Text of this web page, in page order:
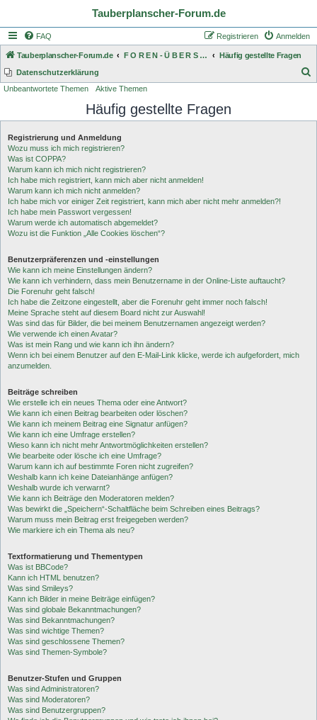
Tauberplanscher-Forum.de
FAQ Anmelden
Registrieren
Tauberplanscher-Forum.de F O R E N - Ü B E R S I C H T
Häufig gestellte Fragen
Datenschutzerklärung
h
Unbeantwortete Themen Aktive Themen
Häufig gestellte Fragen
Registrierung und Anmeldung
Wozu muss ich mich registrieren?
Was ist COPPA?
Warum kann ich mich nicht registrieren?
Ich habe mich registriert, kann mich aber nicht anmelden!
Warum kann ich mich nicht anmelden?
Ich habe mich vor einiger Zeit registriert, kann mich aber nicht mehr anmelden?!
Ich habe mein Passwort vergessen!
Warum werde ich automatisch abgemeldet?
Wozu ist die Funktion „Alle Cookies löschen“?
Benutzerpräferenzen und -einstellungen
Wie kann ich meine Einstellungen ändern?
Wie kann ich verhindern, dass mein Benutzername in der Online-Liste auftaucht?
Die Forenuhr geht falsch!
Ich habe die Zeitzone eingestellt, aber die Forenuhr geht immer noch falsch!
Meine Sprache steht auf diesem Board nicht zur Auswahl!
Was sind das für Bilder, die bei meinem Benutzernamen angezeigt werden?
Wie verwende ich einen Avatar?
Was ist mein Rang und wie kann ich ihn ändern?
Wenn ich bei einem Benutzer auf den E-Mail-Link klicke, werde ich aufgefordert, mich
anzumelden.
Beiträge schreiben
Wie erstelle ich ein neues Thema oder eine Antwort?
Wie kann ich einen Beitrag bearbeiten oder löschen?
Wie kann ich meinem Beitrag eine Signatur anfügen?
Wie kann ich eine Umfrage erstellen?
Wieso kann ich nicht mehr Antwortmöglichkeiten erstellen?
Wie bearbeite oder lösche ich eine Umfrage?
Warum kann ich auf bestimmte Foren nicht zugreifen?
Weshalb kann ich keine Dateianhänge anfügen?
Weshalb wurde ich verwarnt?
Wie kann ich Beiträge den Moderatoren melden?
Was bewirkt die „Speichern“-Schaltfläche beim Schreiben eines Beitrags?
Warum muss mein Beitrag erst freigegeben werden?
Wie markiere ich ein Thema als neu?
Textformatierung und Thementypen
Was ist BBCode?
Kann ich HTML benutzen?
Was sind Smileys?
Kann ich Bilder in meine Beiträge einfügen?
Was sind globale Bekanntmachungen?
Was sind Bekanntmachungen?
Was sind wichtige Themen?
Was sind geschlossene Themen?
Was sind Themen-Symbole?
Benutzer-Stufen und Gruppen
Was sind Administratoren?
Was sind Moderatoren?
Was sind Benutzergruppen?